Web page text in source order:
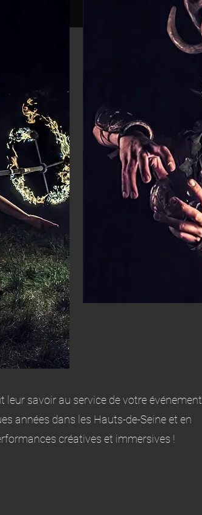
savoir au service de votre événement
années dans les Hauts-de-Seine et en
créatives et immersives !